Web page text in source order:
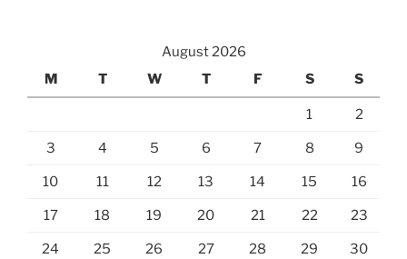
August 2026
M
T W T F S S
1 2
3 4 5 6 7 8 9
10 11 12 13 14 15 16
17 18 19 20 21 22 23
24 25 26 27 28 29 30